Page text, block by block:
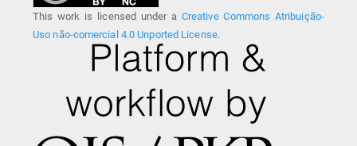
This work is licensed under a Creative Commons Atribuição-
Uso não-comercial 4.0 Unported License.